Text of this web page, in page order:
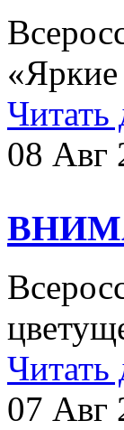
Читать
08 Авг
Читать
07 Авг